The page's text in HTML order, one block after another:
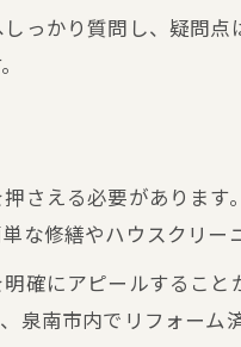
る不動産買取査定の仕
売却を実現する条件とは
コツを解説
取査定対応事例一覧
活用したスピード売却術
を維持するポイントとは
ら即日対応も可能な理由
っかり質問し、疑問
さえる必要がありま
修繕やハウスクリー
にアピールすること
南市内でリフォーム